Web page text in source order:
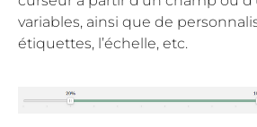
variables, ainsi que de
étiquettes, l’échelle, etc.